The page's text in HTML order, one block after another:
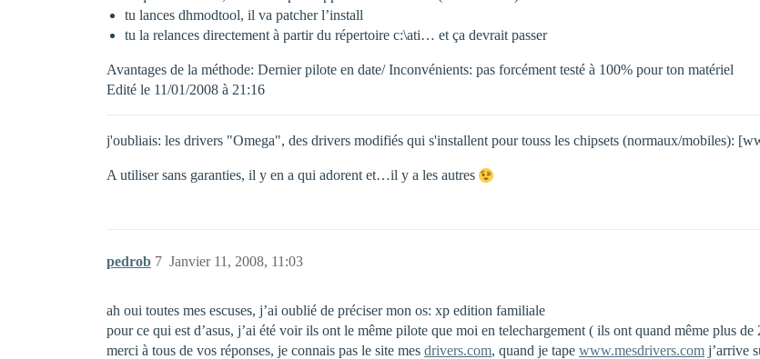
tu lances dhmodtool, il va patcher l’install
tu la relances directement à partir du répertoire c:\ati… et ça devrait passer
Avantages de la méthode: Dernier pilote en date/ Inconvénients: pas forcément testé à 100% pour ton matériel
Edité le 11/01/2008 à 21:16
j'oubliais: les drivers "Omega", des drivers modifiés qui s'installent pour touss les chipsets (normaux/mobiles):
A utiliser sans garanties, il y en a qui adorent et…il y a les autres
pedrob Janvier 11, 2008, 11:03
7
ah oui toutes mes escuses, j’ai oublié de préciser mon os: xp edition familiale
pour ce qui est d’asus, j’ai été voir ils ont le même pilote que moi en telechargement ( ils ont quand même plus
merci à tous de vos réponses, je connais pas le site mes drivers.com, quand je tape www.mesdrivers.com j’arrive